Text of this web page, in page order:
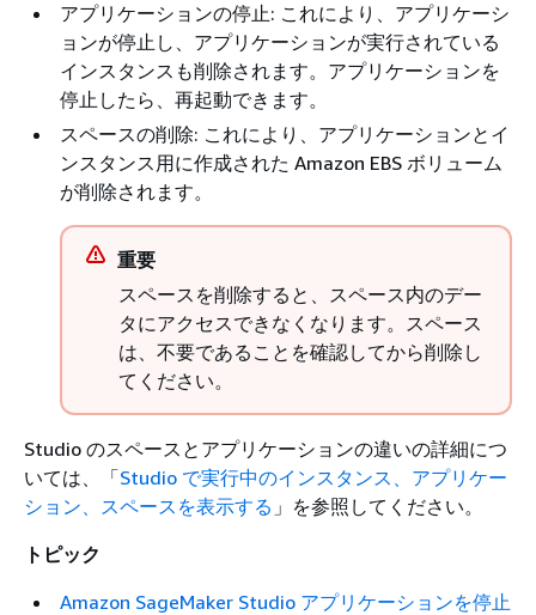
アプリケーションの停止: これにより、アプリケーシ
ョンが停止し、アプリケーションが実行されている
インスタンスも削除されます。アプリケーションを
停止したら、再起動できます。
スペースの削除: これにより、アプリケーションとイ
ンスタンス用に作成された Amazon EBS ボリューム
が削除されます。
重要
スペースを削除すると、スペース内のデー
タにアクセスできなくなります。スペース
は、不要であることを確認してから削除し
てください。
Studio のスペースとアプリケーションの違いの詳細につ
いては、「Studio で実行中のインスタンス、アプリケー
ション、スペースを表示する 」を参照してください。
トピック
Amazon SageMaker Studio アプリケーションを停止